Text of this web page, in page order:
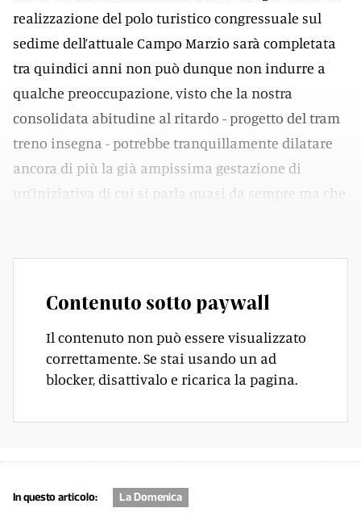
realizzazione del polo turistico congressuale sul
sedime dell’attuale Campo Marzio sarà completata
tra quindici anni non può dunque non indurre a
qualche preoccupazione, visto che la nostra
consolidata abitudine al ritardo - progetto del tram
treno insegna - potrebbe tranquillamente dilatare
ancora di più la già ampissima gestazione di
un’iniziativa di cui si parla quasi da sempre ma che
Contenuto sotto paywall
Il contenuto non può essere visualizzato
correttamente. Se stai usando un ad
blocker, disattivalo e ricarica la pagina.
In questo articolo: La Domenica